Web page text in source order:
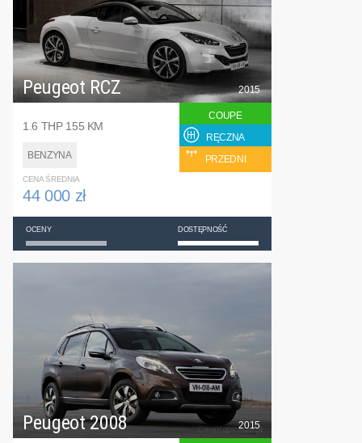
Peugeot RCZ
1.6 THP 155 KM
BENZYNA
2015
COUPE
RĘCZNA
PRZEDNI
CENA ŚREDNIA
44 000 zł
OCENY DOSTĘPNOŚĆ
Peugeot 2008 2015